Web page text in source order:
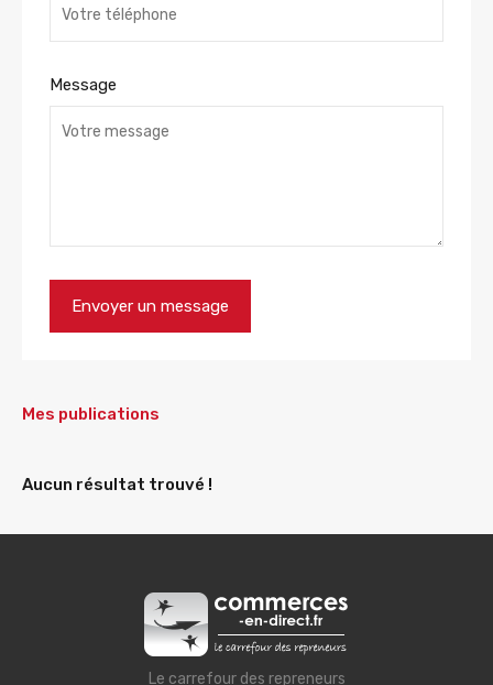
Message
Mes publications
Aucun résultat trouvé !
Le carrefour des repreneurs